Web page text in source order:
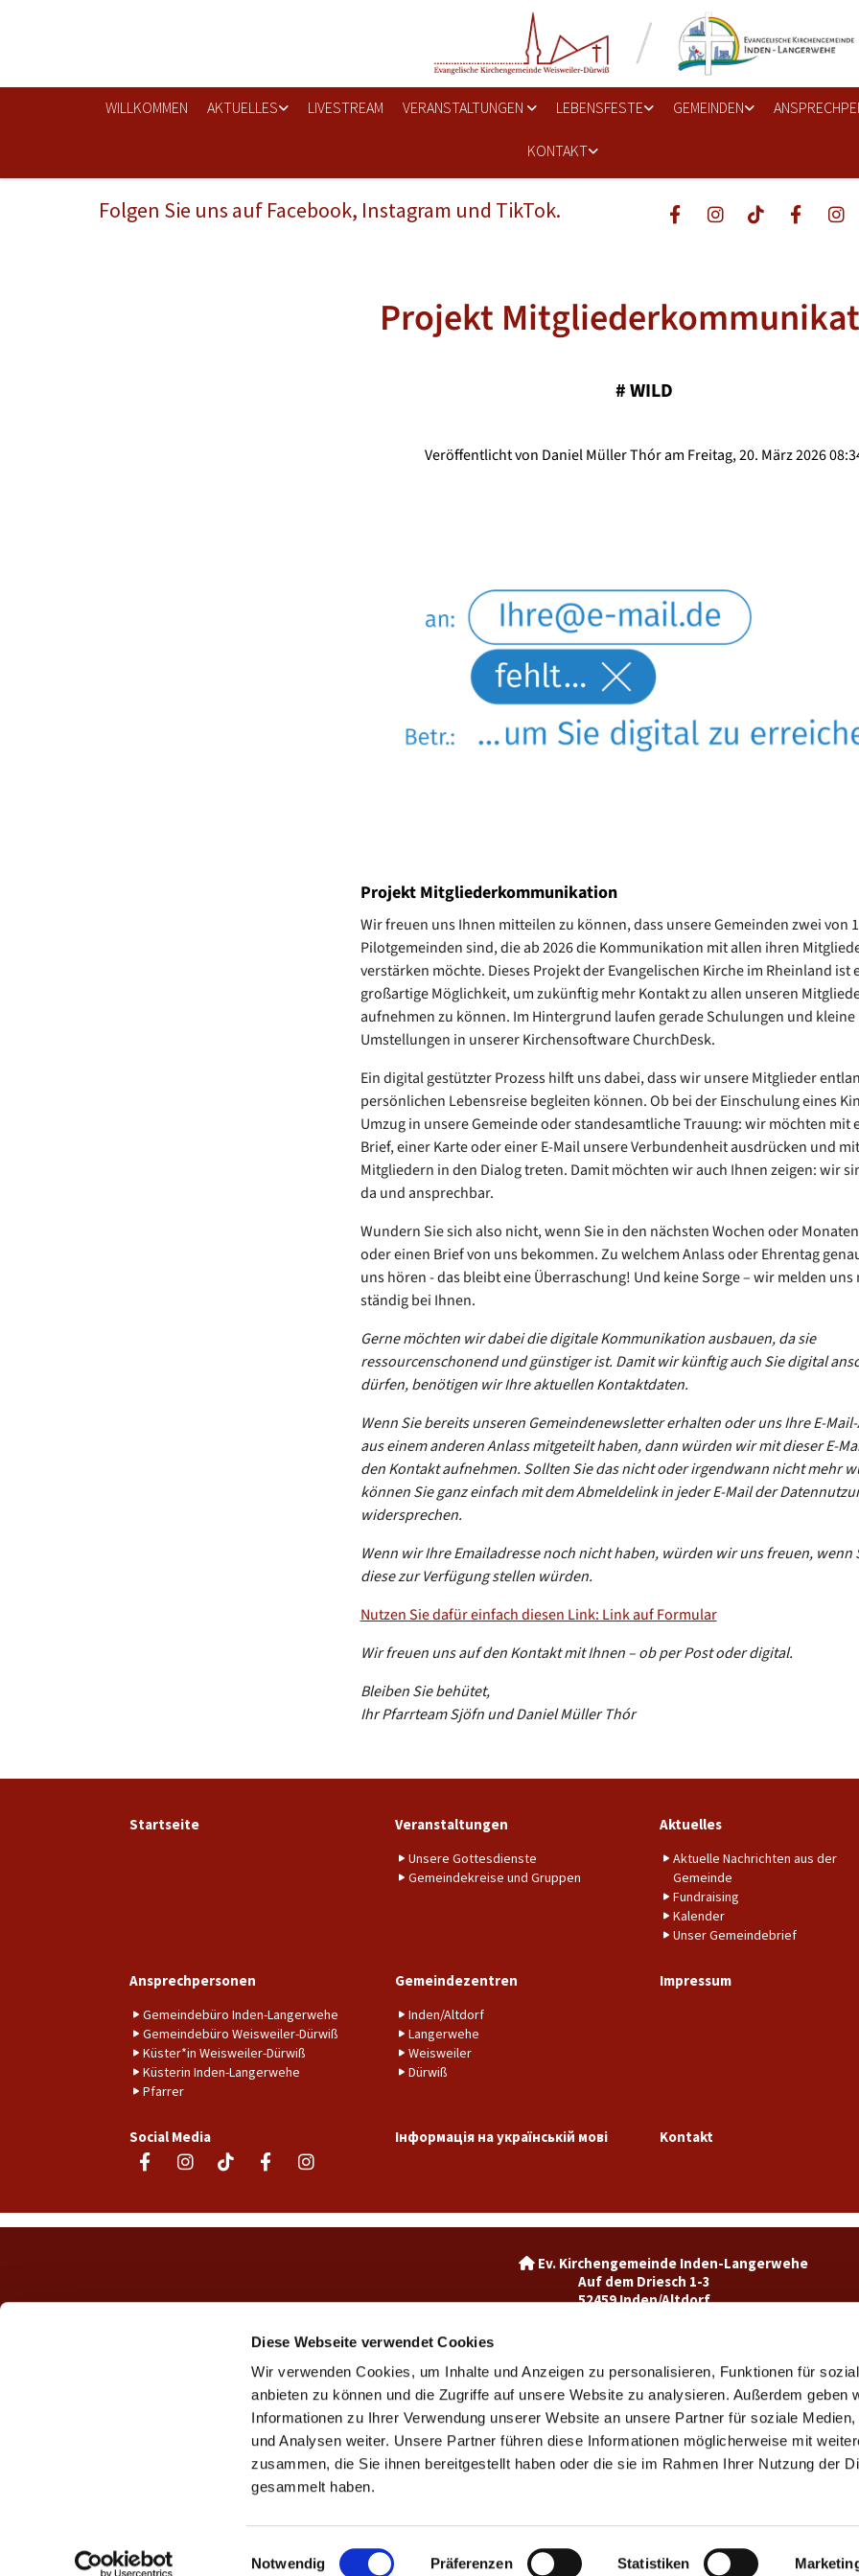
Diese Webseite verwendet Cookies
Wir verwenden Cookies, um Inhalte und Anzeigen zu personalisieren, Funktionen für
anbieten zu können und die Zugriffe auf unsere Website zu analysieren. Außerdem geben
Informationen zu Ihrer Verwendung unserer Website an unsere Partner für soziale Medien,
und Analysen weiter. Unsere Partner führen diese Informationen möglicherweise mit
zusammen, die Sie ihnen bereitgestellt haben oder die sie im Rahmen Ihrer Nutzung der
gesammelt haben.
Notwendig Präferenzen Statistiken
WILLKOMMEN AKTUELLES LIVESTREAM VERANSTALTUNGEN LEBENSFESTE GEMEINDEN
KONTAKT
Folgen Sie uns auf Facebook, Instagram und TikTok.
Projekt
#WILD
Veröffentlicht von Daniel Müller Thór am Freitag, 20. März 2026
Projekt Mitgliederkommunikation
Wir freuen uns Ihnen mitteilen zu können, dass unsere Gemeinden zwei von
Pilotgemeinden sind, die ab 2026 die Kommunikation mit allen ihren
verstärken möchte. Dieses Projekt der Evangelischen Kirche im Rheinland ist
großartige Möglichkeit, um zukünftig mehr Kontakt zu allen unseren
aufnehmen zu können. Im Hintergrund laufen gerade Schulungen und kleine
Umstellungen in unserer Kirchensoftware ChurchDesk.
Ein digital gestützter Prozess hilft uns dabei, dass wir unsere Mitglieder
persönlichen Lebensreise begleiten können. Ob bei der Einschulung eines
Umzug in unsere Gemeinde oder standesamtliche Trauung: wir möchten mit
Brief, einer Karte oder einer E-Mail unsere Verbundenheit ausdrücken und
Mitgliedern in den Dialog treten. Damit möchten wir auch Ihnen zeigen: wir
da und ansprechbar.
Wundern Sie sich also nicht, wenn Sie in den nächsten Wochen oder
oder einen Brief von uns bekommen. Zu welchem Anlass oder Ehrentag
uns hören - das bleibt eine Überraschung! Und keine Sorge – wir melden uns
ständig bei Ihnen.
Gerne möchten wir dabei die digitale Kommunikation ausbauen, da sie
ressourcenschonend und günstiger ist. Damit wir künftig auch Sie digital
dürfen, benötigen wir Ihre aktuellen Kontaktdaten.
Wenn Sie bereits unseren Gemeindenewsletter erhalten oder uns Ihre E-
aus einem anderen Anlass mitgeteilt haben, dann würden wir mit dieser E-
den Kontakt aufnehmen. Sollten Sie das nicht oder irgendwann nicht mehr
können Sie ganz einfach mit dem Abmeldelink in jeder E-Mail der
widersprechen.
Wenn wir Ihre Emailadresse noch nicht haben, würden wir uns freuen, wenn
diese zur Verfügung stellen würden.
Nutzen Sie dafür einfach diesen Link: Link auf Formular
Wir freuen uns auf den Kontakt mit Ihnen – ob per Post oder digital.
Bleiben Sie behütet,
Ihr Pfarrteam Sjöfn und Daniel Müller Thór
Startseite Veranstaltungen
Unsere Gottesdienste
Gemeindekreise und Gruppen
Aktuelles
Aktuelle Nachrichten aus der
Gemeinde
Fundraising
Kalender
Unser Gemeindebrief
Ansprechpersonen
Gemeindebüro Inden-Langerwehe
Gemeindebüro Weisweiler-Dürwiß
Küster*in Weisweiler-Dürwiß
Küsterin Inden-Langerwehe
Pfarrer
Gemeindezentren
Inden/Altdorf
Langerwehe
Weisweiler
Dürwiß
Impressum
Social Media Інформація на українській мові Kontakt
Ev. Kirchengemeinde Inden-
Auf dem Driesch 1-3
52459 Inden/Altdorf
Ev. Kirchengemeinde Weisweiler-Dürwiß
Burgweg 7
52249 Eschweiler
weisweiler@ekir.de
02403 / 65265